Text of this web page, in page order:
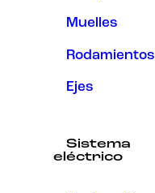
Muelles
Rodamientos
Ejes
Sistema
eléctrico